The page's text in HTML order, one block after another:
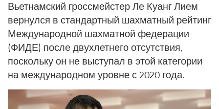
Вьетнамский гроссмейстер Ле Куанг Лием
вернулся в стандартный шахматный рейтинг
Международной шахматной федерации
(ФИДЕ) после двухлетнего отсутствия,
поскольку он не выступал в этой категории
на международном уровне с 2020 года.